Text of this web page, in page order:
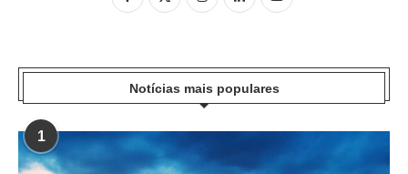
Notícias mais populares
1